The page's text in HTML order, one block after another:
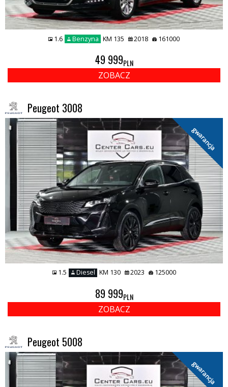
1.6 Benzyna KM 135 2018 161000
49 999PLN
ZOBACZ
Peugeot 3008
gwarancja
1.5 Diesel KM 130 2023 125000
89 999PLN
ZOBACZ
Peugeot 5008
gwarancja